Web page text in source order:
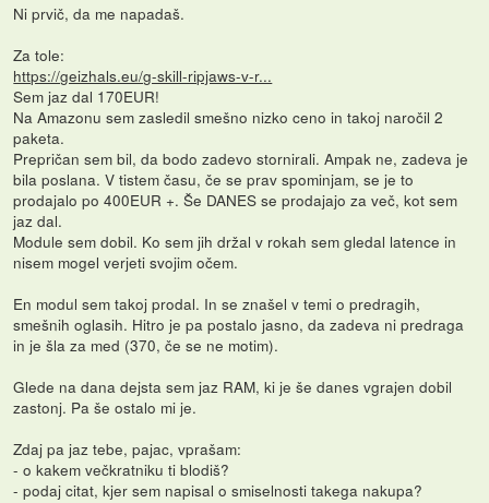
Ni prvič, da me napadaš.
Za tole:
https://geizhals.eu/g-skill-ripjaws-v-r...
Sem jaz dal 170EUR!
Na Amazonu sem zasledil smešno nizko ceno in takoj naročil 2
paketa.
Prepričan sem bil, da bodo zadevo stornirali. Ampak ne, zadeva je
bila poslana. V tistem času, če se prav spominjam, se je to
prodajalo po 400EUR +. Še DANES se prodajajo za več, kot sem
jaz dal.
Module sem dobil. Ko sem jih držal v rokah sem gledal latence in
nisem mogel verjeti svojim očem.
En modul sem takoj prodal. In se znašel v temi o predragih,
smešnih oglasih. Hitro je pa postalo jasno, da zadeva ni predraga
in je šla za med (370, če se ne motim).
Glede na dana dejsta sem jaz RAM, ki je še danes vgrajen dobil
zastonj. Pa še ostalo mi je.
Zdaj pa jaz tebe, pajac, vprašam:
- o kakem večkratniku ti blodiš?
- podaj citat, kjer sem napisal o smiselnosti takega nakupa?